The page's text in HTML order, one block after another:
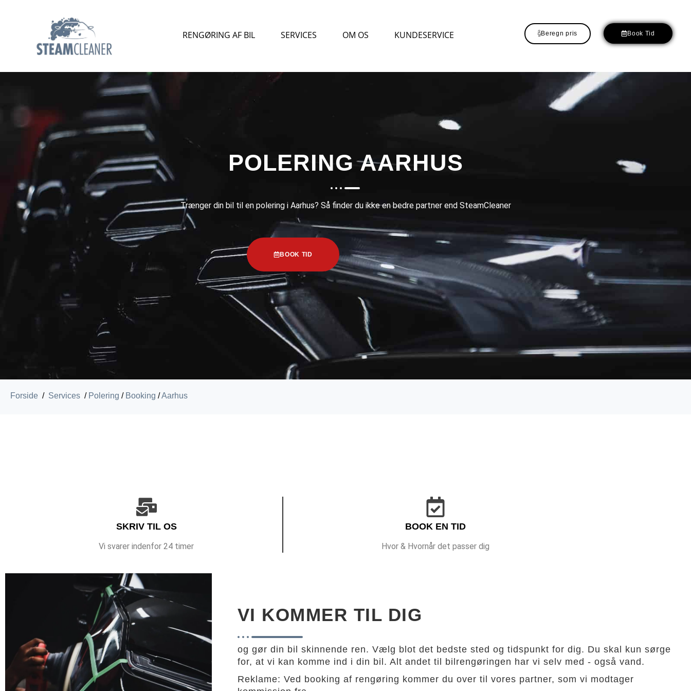
RENGØRING AF BIL SERVICES OM OS KUNDESERVICE Beregn pris Book Tid
POLERING AARHUS
Trænger din bil til en polering i Aarhus? Så finder du ikke en bedre partner end SteamCleaner
BOOK TID
Forside / Services / Polering / Booking /Aarhus
SKRIV TIL OS
Vi svarer indenfor 24 timer
BOOK EN TID
Hvor & Hvornår det passer dig
VI KOMMER TIL DIG
og gør din bil skinnende ren. Vælg blot det bedste sted og tidspunkt for dig. Du skal kun sørge
for, at vi kan komme ind i din bil. Alt andet til bilrengøringen har vi selv med - også vand.
Reklame: Ved booking af rengøring kommer du over til vores partner, som vi modtager